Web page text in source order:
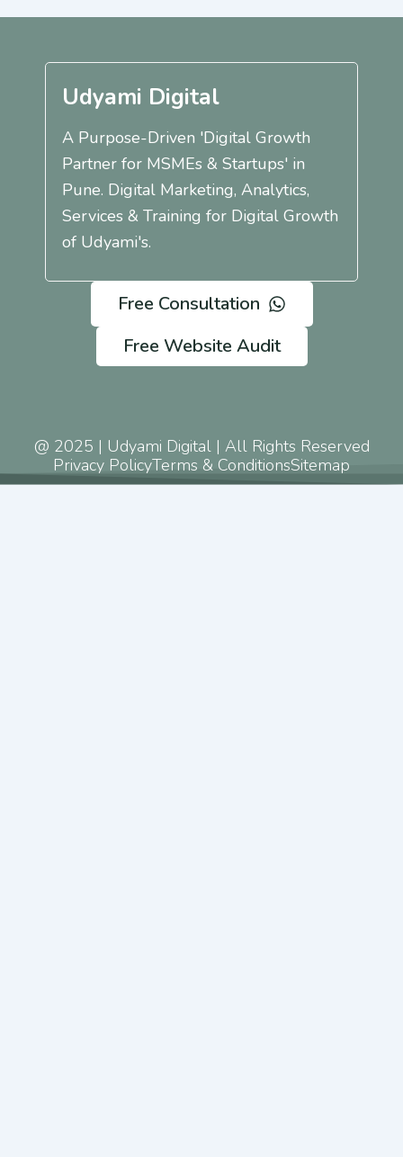
Udyami Digital
A Purpose-Driven 'Digital Growth
Partner for MSMEs & Startups' in
Pune. Digital Marketing, Analytics,
Services & Training for Digital Growth
of Udyami's.
Free Consultation
Free Website Audit
@ 2025 | Udyami Digital | All Rights Reserved
Privacy PolicyTerms & ConditionsSitemap